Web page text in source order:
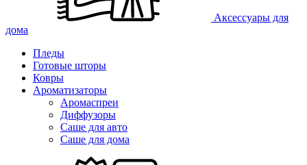
Аксессуары для
дома
Пледы
Готовые шторы
Ковры
Ароматизаторы
Аромаспреи
Диффузоры
Саше для авто
Саше для дома